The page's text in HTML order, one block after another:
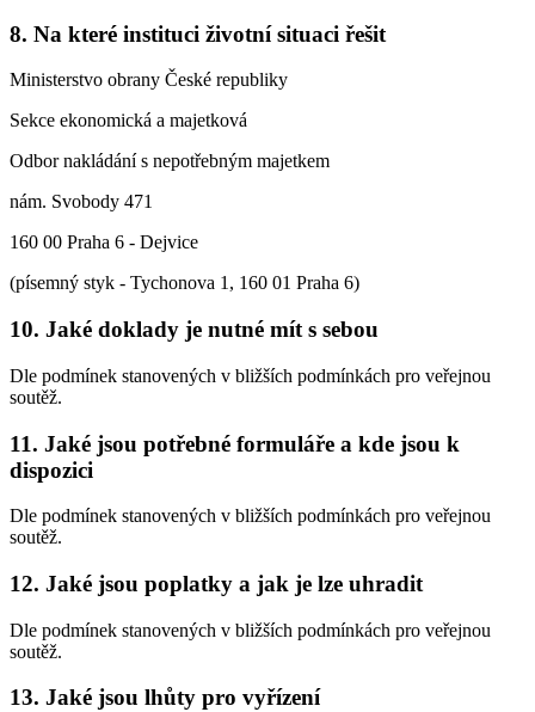
8. Na které instituci životní situaci řešit
Ministerstvo obrany České republiky
Sekce ekonomická a majetková
Odbor nakládání s nepotřebným majetkem
nám. Svobody 471
160 00 Praha 6 - Dejvice
(písemný styk - Tychonova 1, 160 01 Praha 6)
10. Jaké doklady je nutné mít s sebou
Dle podmínek stanovených v bližších podmínkách pro veřejnou
soutěž.
11. Jaké jsou potřebné formuláře a kde jsou k
dispozici
Dle podmínek stanovených v bližších podmínkách pro veřejnou
soutěž.
12. Jaké jsou poplatky a jak je lze uhradit
Dle podmínek stanovených v bližších podmínkách pro veřejnou
soutěž.
13. Jaké jsou lhůty pro vyřízení